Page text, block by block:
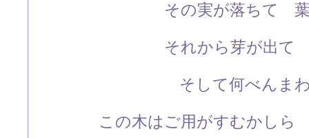
その実が落ちて
それから芽が出て
そして何べんま
この木はご用がすむかし